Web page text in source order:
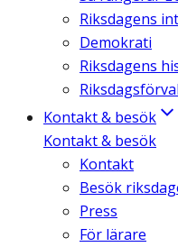
Riksdagens
Demokrati
Riksdagens
Kontakt & besök
Kontakt & besök
Kontakt
Besök
Press
För lärare